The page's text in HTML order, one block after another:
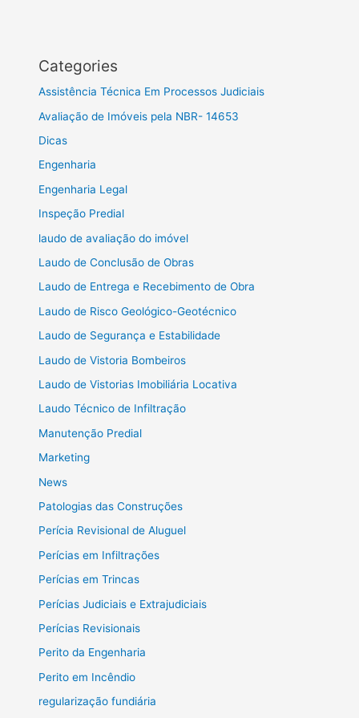
Categories
Assistência Técnica Em Processos Judiciais
Avaliação de Imóveis pela NBR- 14653
Dicas
Engenharia
Engenharia Legal
Inspeção Predial
laudo de avaliação do imóvel
Laudo de Conclusão de Obras
Laudo de Entrega e Recebimento de Obra
Laudo de Risco Geológico-Geotécnico
Laudo de Segurança e Estabilidade
Laudo de Vistoria Bombeiros
Laudo de Vistorias Imobiliária Locativa
Laudo Técnico de Infiltração
Manutenção Predial
Marketing
News
Patologias das Construções
Perícia Revisional de Aluguel
Perícias em Infiltrações
Perícias em Trincas
Perícias Judiciais e Extrajudiciais
Perícias Revisionais
Perito da Engenharia
Perito em Incêndio
regularização fundiária